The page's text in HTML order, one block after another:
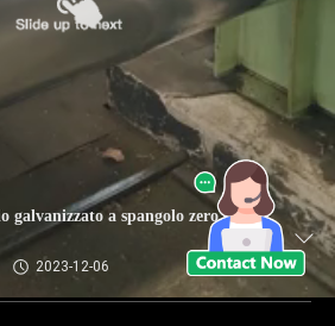
galvanizzato a spangolo zero per
2023-12-06